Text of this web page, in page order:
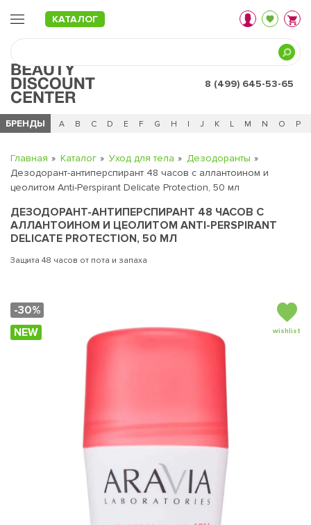
КАТАЛОГ
8 (499) 645-53-65
БРЕНДЫ
Ч 0 - 9 A B C D E F G H I J K L M N O P
Главная Каталог Уход для тела
Дезодоранты
Дезодорант-антиперспирант 48 часов с аллантоином и
цеолитом Anti-Perspirant Delicate Protection, 50 мл
ДЕЗОДОРАНТ-АНТИПЕРСПИРАНТ 48 ЧАСОВ С
АЛЛАНТОИНОМ И ЦЕОЛИТОМ ANTI-PERSPIRANT
DELICATE PROTECTION, 50 МЛ
Защита 48 часов от пота и запаха
-30%
NEW
wishlist